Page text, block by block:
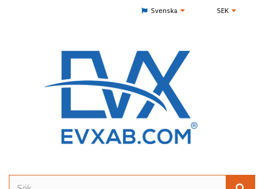
SEK
Svenska